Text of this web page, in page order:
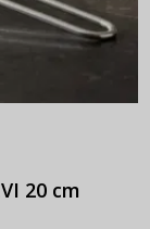
20 cm